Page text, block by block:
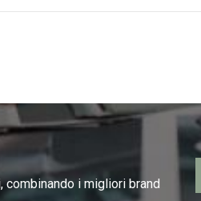
i migliori brand